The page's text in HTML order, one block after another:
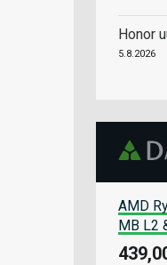
Honor
5.8.2026
AMD
MB L2